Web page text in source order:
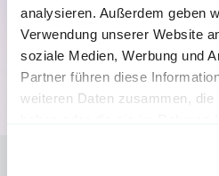
analysieren. Außerdem geben
Verwendung unserer Website
soziale Medien, Werbung und
Partner führen diese
weiteren Daten zusammen, die
Back to the